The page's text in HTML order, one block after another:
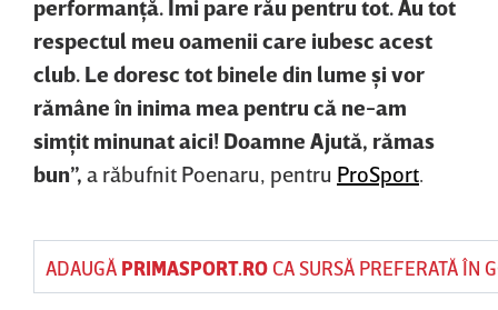
performanţă. Îmi pare rău pentru tot. Au tot
respectul meu oamenii care iubesc acest
club. Le doresc tot binele din lume şi vor
rămâne în inima mea pentru că ne-am
simţit minunat aici! Doamne Ajută, rămas
bun”, a răbufnit Poenaru, pentru ProSport
ADAUGĂ PRIMASPORT.ROCA SURSĂ PREFERATĂ ÎN